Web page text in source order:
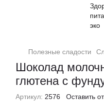
Полезные сладости
Шоколад
глютена с
Артикул: 2576 Оставить